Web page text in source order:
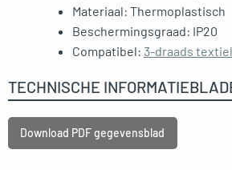
Materiaal: Thermoplastisch
Beschermingsgraad: IP20
Compatibel: 3-draads
TECHNISCHE
Download PDF gegevensblad